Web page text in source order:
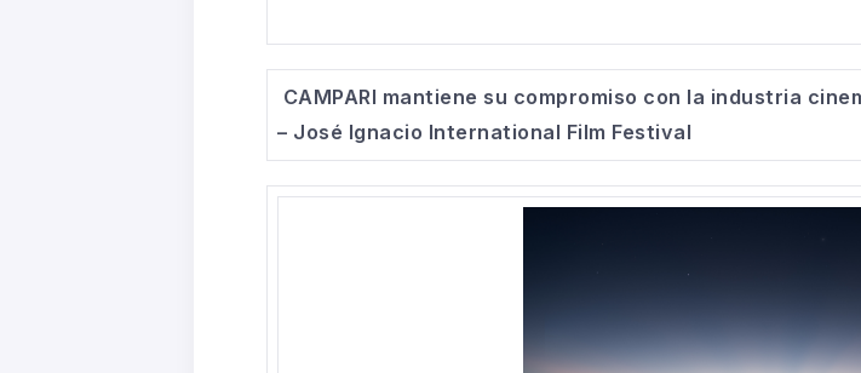
CAMPARI mantiene su compromiso con la industria
– José Ignacio International Film Festival